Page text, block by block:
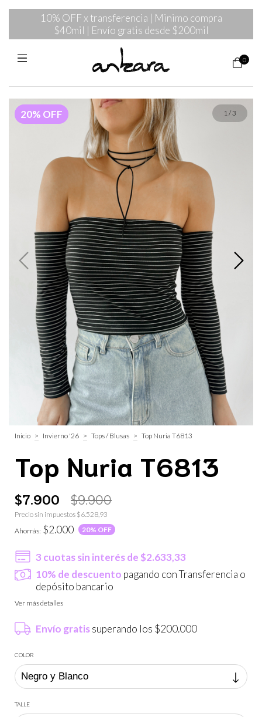
10% OFF x transferencia | Minimo compra
$40mil | Envío gratis desde $200mil
0
20% OFF 1/3
Inicio > Invierno '26 > Tops / Blusas > Top Nuria T6813
Top Nuria T6813
$7.900 $9.900
Precio sin impuestos $6.528,93
Ahorrás: $2.000 20% OFF
3 cuotas sin interés de$2.633,33
10% de descuento pagando con Transferencia o
depósito bancario
Ver más detalles
Envío gratissuperando los $200.000
COLOR
TALLE